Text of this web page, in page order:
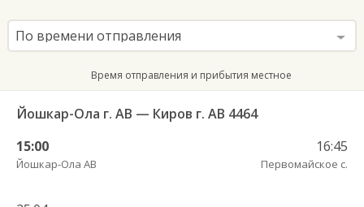
По времени отправления
Время отправления и прибытия местное
Йошкар-Ола г. АВ — Киров г. АВ 4464
15:00
Йошкар-Ола АВ
16:45
Первомайское с.